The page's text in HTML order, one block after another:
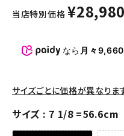
パンツ・ショーツ
SEASON
CONTENTS
当店特別価格 ¥28,980
なら 月々
サイズごとに価格が異なりま
サイズ 7 1/8 =56.6cm